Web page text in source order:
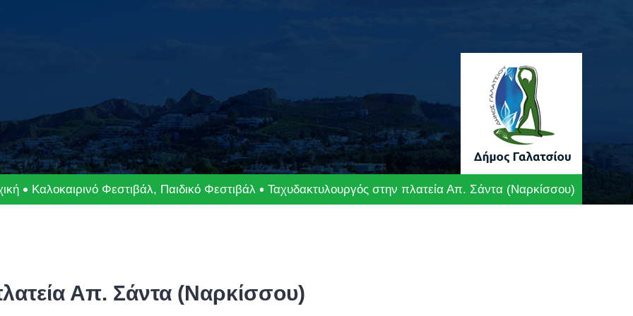
Καλοκαιρινό Φεστιβάλ, Παιδικό Φεστιβάλ Ταχυδακτυλουργός στην πλατεία Απ. Σάντα (Ναρκίσσου)
Απ. Σάντα (Ναρκίσσου)